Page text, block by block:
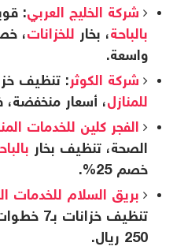
شركة الخليج العربي:
بالباحة، بخار للخزانات
واسعة.
شركة الكوثر: تنظيف
للمنازل، أسعار
الفجر كلين للخدمات
الصحة، تنظيف بخار
خصم 25%.
بريق السلام للخدمات
تنظيف خزانات بـ7 خطوات
250 ريال.